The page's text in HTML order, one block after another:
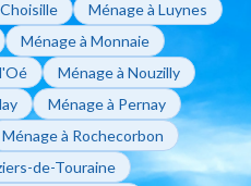
Ménage à Luynes
Ménage à Monnaie
Ménage à Nouzilly
Ménage à Pernay
Ménage à Rochecorbon
de-Touraine